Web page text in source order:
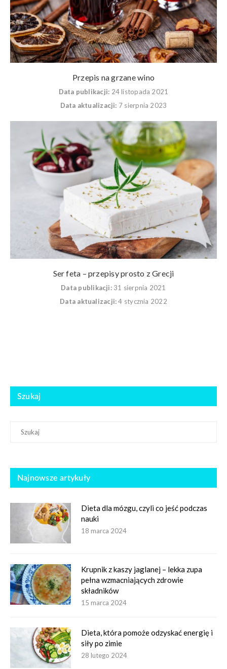
Przepis na grzane wino
Data publikacji: 24 listopada 2021
Data aktualizacji: 7 sierpnia 2023
Ser feta – przepisy prosto z Grecji
Data publikacji: 31 sierpnia 2021
Data aktualizacji: 4 stycznia 2022
Szukaj
Najnowsze artykuły
Dieta dla mózgu, czyli co jeść podczas
nauki
18 marca 2024
Krupnik z kaszy jaglanej – lekka zupa
pełna wzmacniających zdrowie
składników
15 marca 2024
Dieta, która pomoże odzyskać energię i
siły po zimie
28 lutego 2024